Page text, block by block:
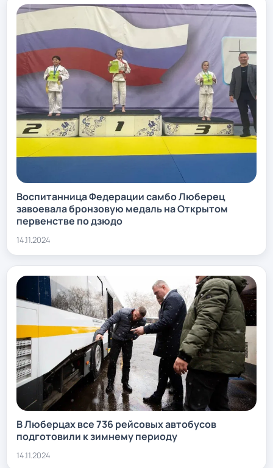
Воспитанница Федерации самбо Люберец
завоевала бронзовую медаль на Открытом
первенстве по дзюдо
14.11.2024
В Люберцах все 736 рейсовых автобусов
подготовили к зимнему периоду
14.11.2024